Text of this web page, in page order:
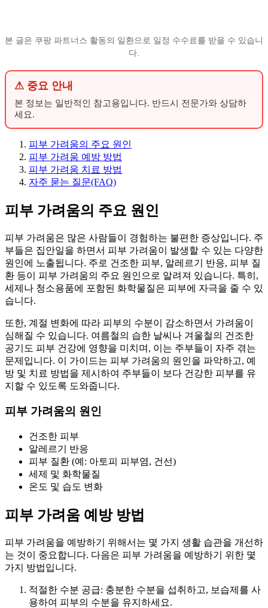
본 글은 쿠팡 파트너스 활동의 일환으로 일정 수수료를 받을 수 있습니
다.
⚠ 중요 안내
본 정보는 일반적인 참고용입니다. 반드시 전문가와 상담하
세요.
피부 가려움의 주요 원인
피부 가려움 예방 방법
피부 가려움 치료 방법
자주 묻는 질문(FAQ)
피부 가려움의 주요 원인
피부 가려움은 많은 사람들이 경험하는 불편한 증상입니다. 주
부들은 집안일을 하면서 피부 가려움이 발생할 수 있는 다양한
원인에 노출됩니다. 주로 건조한 피부, 알레르기 반응, 피부 질
환 등이 피부 가려움의 주요 원인으로 알려져 있습니다. 특히,
세제나 청소용품에 포함된 화학물질은 피부에 자극을 줄 수 있
습니다.
또한, 계절 변화에 따라 피부의 수분이 감소하면서 가려움이
심해질 수 있습니다. 여름철의 습한 날씨나 겨울철의 건조한
공기도 피부 건강에 영향을 미치며, 이는 주부들이 자주 겪는
문제입니다. 이 가이드는 피부 가려움의 원인을 파악하고, 예
방 및 치료 방법을 제시하여 주부들이 보다 건강한 피부를 유
지할 수 있도록 도와줍니다.
피부 가려움의 원인
건조한 피부
알레르기 반응
피부 질환 (예: 아토피 피부염, 건선)
세제 및 화학물질
온도 및 습도 변화
피부 가려움 예방 방법
피부 가려움을 예방하기 위해서는 몇 가지 생활 습관을 개선하
는 것이 중요합니다. 다음은 피부 가려움을 예방하기 위한 몇
가지 방법입니다.
적절한 수분 공급: 충분한 수분을 섭취하고, 보습제를 사
용하여 피부의 수분을 유지하세요.